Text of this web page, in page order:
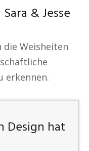
& Jesse
die Weisheiten
erkennen.
Design hat